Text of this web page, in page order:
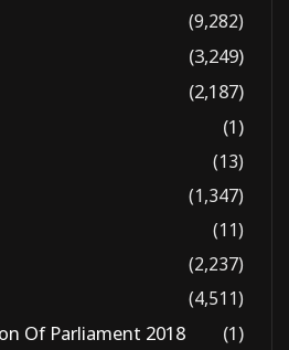
(9,282)
(3,249)
(2,187)
(1)
(13)
(1,347)
(11)
(2,237)
(4,511)
Of Parliament 2018
(1)